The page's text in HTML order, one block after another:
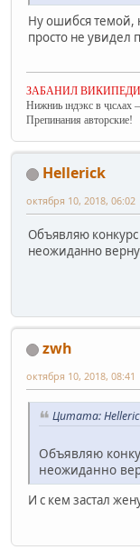
Ну ошибся темой,
просто не увидел
ЗАБАНИЛ
Нижниь ıндэкс в ҷıсʌах
Препинания авторские!
Hellerick
октября 10, 2018, 06:02
Объявляю конкурс
неожиданно
zwh
октября 10, 2018, 08:41
Цитата:
Объявляю
неожиданно
И с кем застал